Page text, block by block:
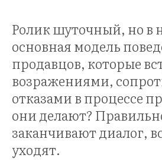
Ролик шуточный, но в
основная модель
продавцов, которые
возражениями,
отказами в процессе
они делают?
заканчивают диалог,
уходят.